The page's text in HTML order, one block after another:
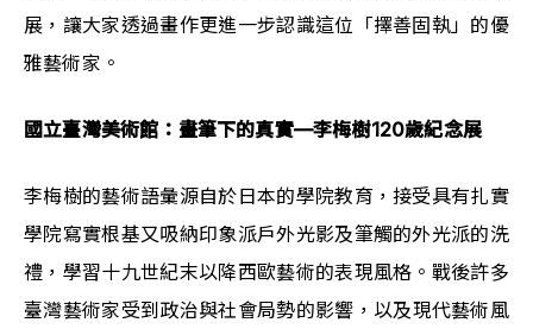
展，讓大家透過畫作更進一步認識這位「擇善固執」的優
雅藝術家。
國立臺灣美術館：畫筆下的真實—李梅樹120歲紀念展
李梅樹的藝術語彙源自於日本的學院教育，接受具有扎實
學院寫實根基又吸納印象派戶外光影及筆觸的外光派的洗
禮，學習十九世紀末以降西歐藝術的表現風格。戰後許多
臺灣藝術家受到政治與社會局勢的影響，以及現代藝術風